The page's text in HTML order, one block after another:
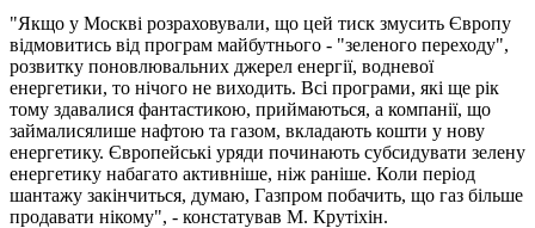
"Якщо у Москві розраховували, що цей тиск змусить Європу
відмовитись від програм майбутнього - "зеленого переходу",
розвитку поновлювальних джерел енергії, водневої
енергетики, то нічого не виходить. Всі програми, які ще рік
тому здавалися фантастикою, приймаються, а компанії, що
займалисялише нафтою та газом, вкладають кошти у нову
енергетику. Європейські уряди починають субсидувати зелену
енергетику набагато активніше, ніж раніше. Коли період
шантажу закінчиться, думаю, Газпром побачить, що газ більше
продавати нікому", - констатував М. Крутіхін.